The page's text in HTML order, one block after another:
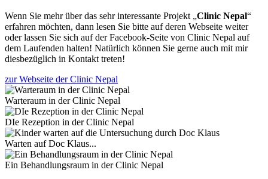
Wenn Sie mehr über das sehr interessante Projekt „Clinic Nepal“
erfahren möchten, dann lesen Sie bitte auf deren Webseite weiter
oder lassen Sie sich auf der Facebook-Seite von Clinic Nepal auf
dem Laufenden halten! Natürlich können Sie gerne auch mit mir
diesbezüglich in Kontakt treten!
zur Webseite der Clinic Nepal
Warteraum in der Clinic Nepal
DIe Rezeption in der Clinic Nepal
Warten auf Doc Klaus...
Ein Behandlungsraum in der Clinic Nepal